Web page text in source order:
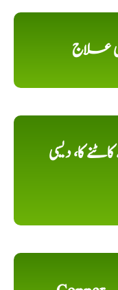
علاج
کا، دیسی